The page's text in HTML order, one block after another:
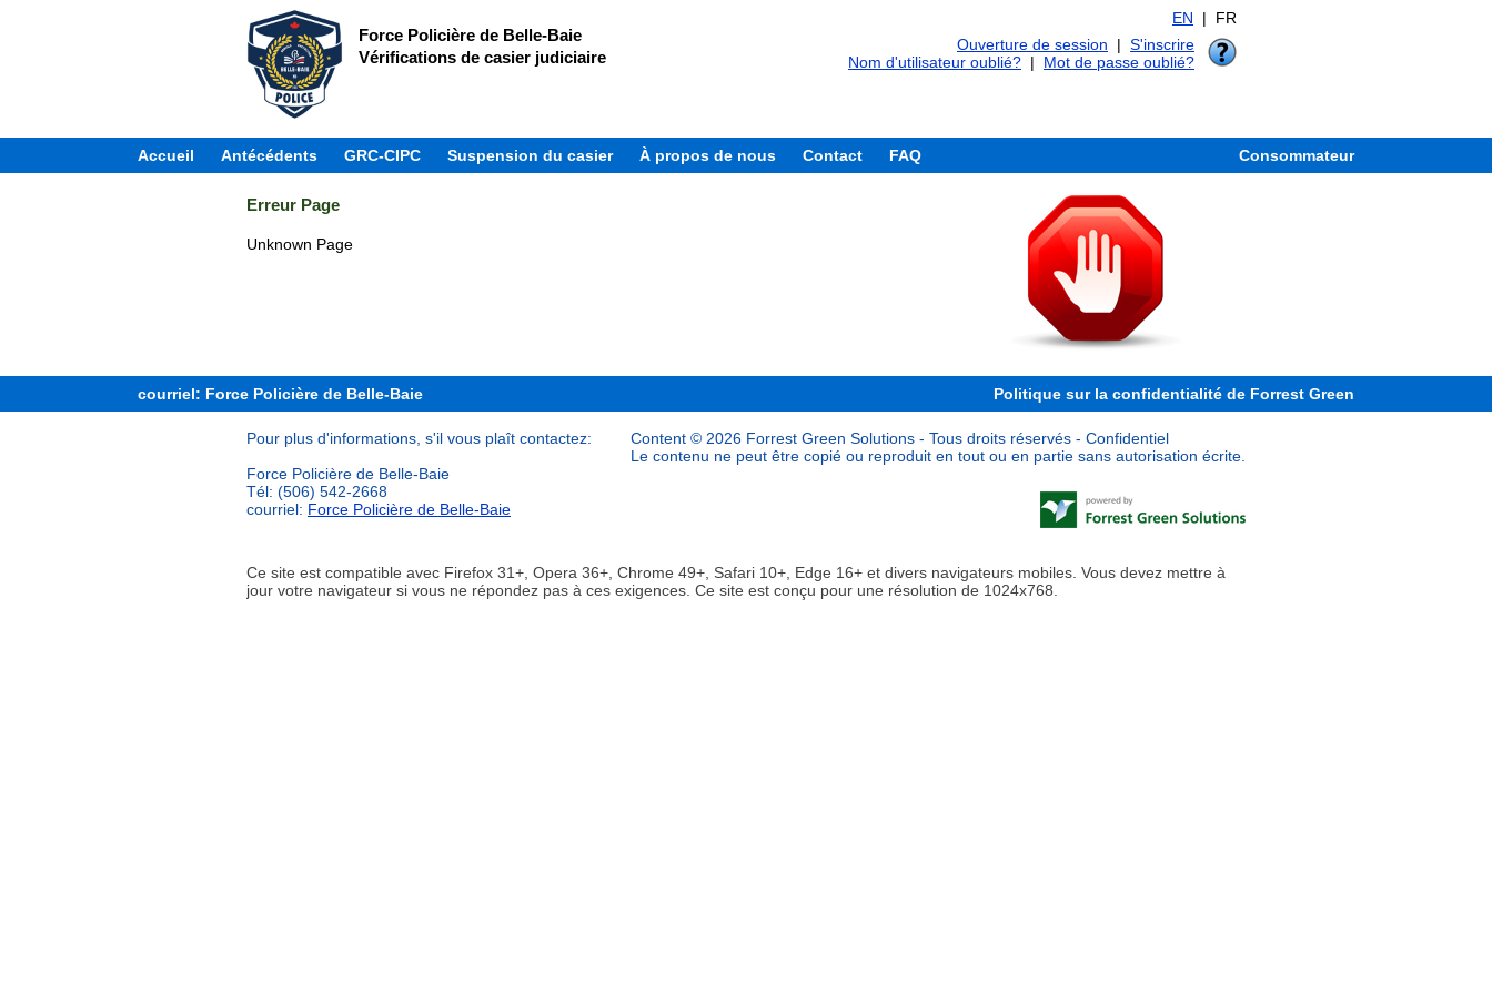
Force Policière de Belle-Baie
Vérifications de casier judiciaire
EN | FR
Ouverture de session | S'inscrire
Nom d'utilisateur oublié? | Mot de passe oublié?
Accueil Antécédents GRC-CIPC Suspension du casier À propos de nous Contact FAQ Consommateur
Erreur Page
Unknown Page
courriel: Force Policière de Belle-Baie Politique sur la confidentialité de Forrest Green
Pour plus d'informations, s'il vous plaît contactez:
Force Policière de Belle-Baie
Tél: (506) 542-2668
courriel: Force Policière de Belle-Baie
Content © 2026 Forrest Green Solutions - Tous droits réservés - Confidentiel
Le contenu ne peut être copié ou reproduit en tout ou en partie sans autorisation écrite.
Ce site est compatible avec Firefox 31+, Opera 36+, Chrome 49+, Safari 10+, Edge 16+ et divers navigateurs mobiles. Vous devez mettre à
jour votre navigateur si vous ne répondez pas à ces exigences. Ce site est conçu pour une résolution de 1024x768.